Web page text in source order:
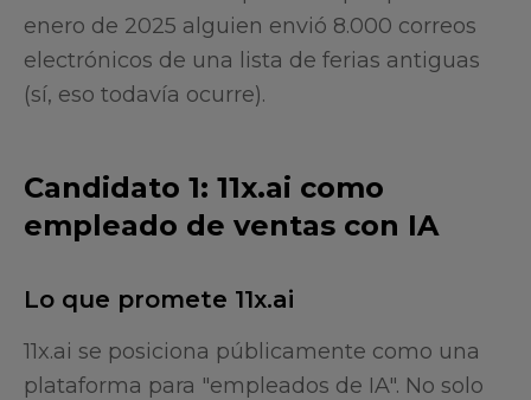
enero de 2025 alguien envió 8.000 correos
electrónicos de una lista de ferias antiguas
(sí, eso todavía ocurre).
Candidato 1: 11x.ai como
empleado de ventas con IA
Lo que promete 11x.ai
11x.ai se posiciona públicamente como una
plataforma para "empleados de IA". No solo